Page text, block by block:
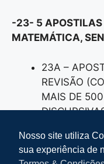
-23- 5 APOSTILAS
MATEMÁTICA,
23A –
REVISÃO
MAIS DE 500
23B –
TEORIA E
Nosso site utiliza
sua experiência de